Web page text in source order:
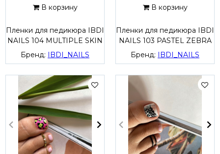
В корзину
Пленки для педикюра IBDI
NAILS 104 MULTIPLE SKIN
Бренд: IBDI_NAILS
В корзину
Пленки для педикюра IBDI
NAILS 103 PASTEL ZEBRA
Бренд: IBDI_NAILS